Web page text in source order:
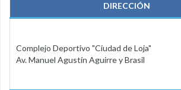
DIRECCIÓN
Complejo Deportivo "Ciudad de Loja"
Av. Manuel Agustín Aguirre y Brasil